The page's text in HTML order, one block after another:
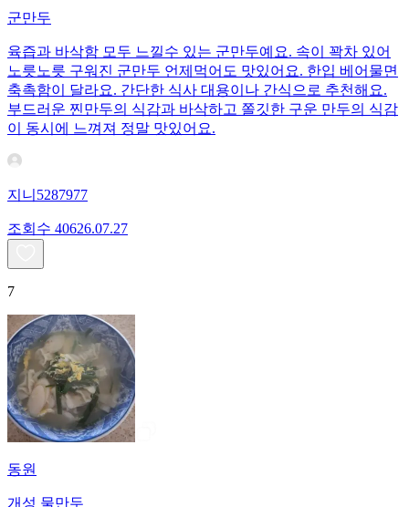
군만두
육즙과 바삭함 모두 느낄수 있는 군만두예요. 속이 꽉차 있어
노릇노릇 구워진 군만두 언제먹어도 맛있어요. 한입 베어물면
축촉함이 달라요. 간단한 식사 대용이나 간식으로 추천해요.
부드러운 찐만두의 식감과 바삭하고 쫄깃한 구운 만두의 식감
이 동시에 느껴져 정말 맛있어요.
지니5287977
조회수 40626.07.27
7
동원
개성 물만두